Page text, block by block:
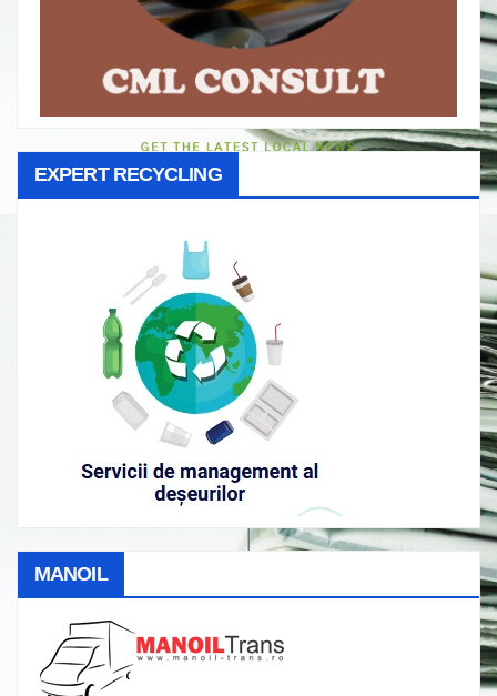
EXPERT RECYCLING
MANOIL